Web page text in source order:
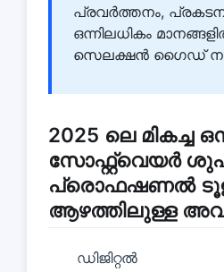
പ്രവർത്തനം,
ഒന്നിലധികം
സെലക്ഷൻ ഗൈഡ്
2025 ലെ മികച്ച
സോഫ്റ്റ്വെയർ
പ്രൊഫഷണൽ
ആഴത്തിലുള്ള
ഡിജിറ്റൽ